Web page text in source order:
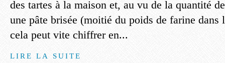
des tartes à la maison et, au vu de la quantité
une pâte brisée (moitié du poids de farine dans
cela peut vite chiffrer en...
LIRE LA SUITE